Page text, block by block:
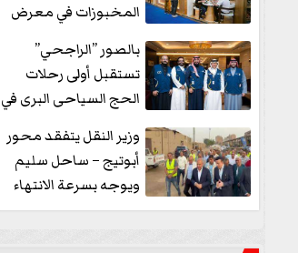
المخبوزات في معرض
منتجات...
بالصور ”الراجحي”
تستقبل أولى رحلات
الحج السياحى البرى في
وزير النقل يتفقد محور
أبوتيج – ساحل سليم
ويوجه بسرعة الانتهاء
من...